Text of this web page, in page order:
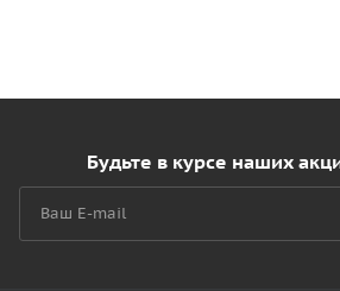
Будьте в курсе наших